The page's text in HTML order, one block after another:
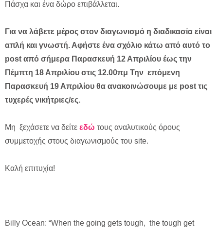
Πάσχα και ένα δώρο επιβάλλεται.
Για να λάβετε μέρος στον διαγωνισμό η διαδικασία είναι
απλή και γνωστή. Αφήστε ένα σχόλιο κάτω από αυτό το
post από σήμερα Παρασκευή 12 Απριλίου έως την
Πέμπτη 18 Απριλίου στις 12.00πμ Την επόμενη
Παρασκευή 19 Απριλίου θα ανακοινώσουμε με post τις
τυχερές νικήτριες/ες.
Mη ξεχάσετε να δείτε εδώ τους αναλυτικούς όρους
συμμετοχής στους διαγωνισμούς του site.
Καλή επιτυχία!
Billy Ocean: “When the going gets tough, the tough get